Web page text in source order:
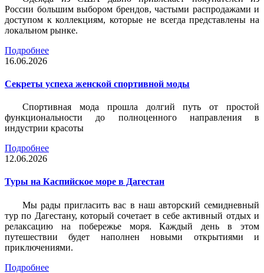
России большим выбором брендов, частыми распродажами и
доступом к коллекциям, которые не всегда представлены на
локальном рынке.
Подробнее
16.06.2026
Секреты успеха женской спортивной моды
Спортивная мода прошла долгий путь от простой
функциональности до полноценного направления в
индустрии красоты
Подробнее
12.06.2026
Туры на Каспийское море в Дагестан
Мы рады пригласить вас в наш авторский семидневный
тур по Дагестану, который сочетает в себе активный отдых и
релаксацию на побережье моря. Каждый день в этом
путешествии будет наполнен новыми открытиями и
приключениями.
Подробнее